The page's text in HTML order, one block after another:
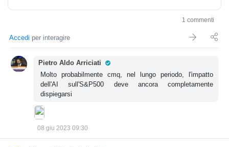
1 commenti
Accedi per interagire
Pietro Aldo Arriciati
Molto probabilmente cmq, nel lungo periodo, l'impatto
dell'AI sull'S&P500 deve ancora completamente
dispiegarsi
08 giu 2023 09:30